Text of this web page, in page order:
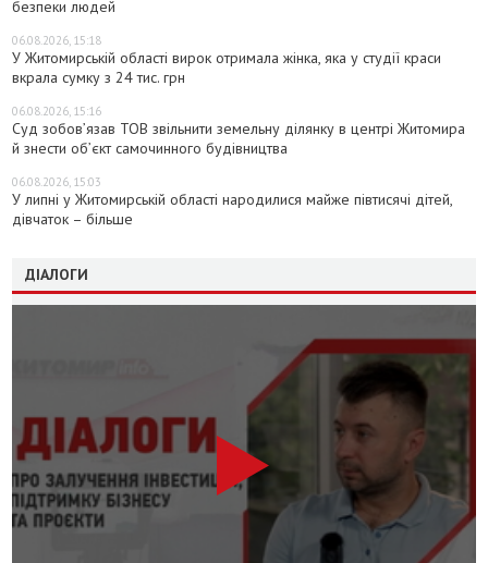
безпеки людей
06.08.2026, 15:18
У Житомирській області вирок отримала жінка, яка у студії краси
вкрала сумку з 24 тис. грн
06.08.2026, 15:16
Суд зобов’язав ТОВ звільнити земельну ділянку в центрі Житомира
й знести об’єкт самочинного будівництва
06.08.2026, 15:03
У липні у Житомирській області народилися майже півтисячі дітей,
дівчаток – більше
ДІАЛОГИ